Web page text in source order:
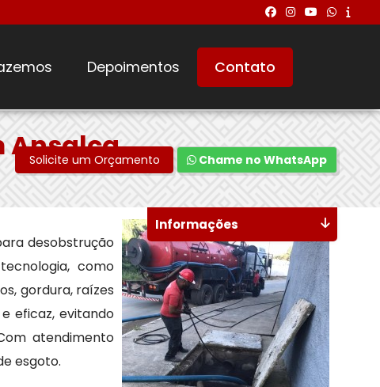
Depoimentos Contato
Ansalca
Solicite um Orçamento Chame no WhatsApp
desobstrução
como
gordura, raízes
eficaz, evitando
atendimento
esgoto.
Informações